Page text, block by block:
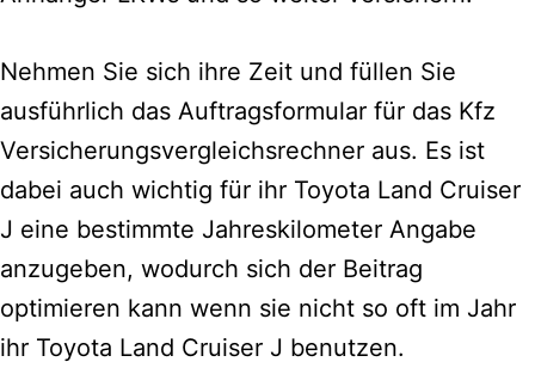
Nehmen Sie sich ihre Zeit und füllen Sie
ausführlich das Auftragsformular für das Kfz
Versicherungsvergleichsrechner aus. Es ist
dabei auch wichtig für ihr Toyota Land Cruiser
J eine bestimmte Jahreskilometer Angabe
anzugeben, wodurch sich der Beitrag
optimieren kann wenn sie nicht so oft im Jahr
ihr Toyota Land Cruiser J benutzen.